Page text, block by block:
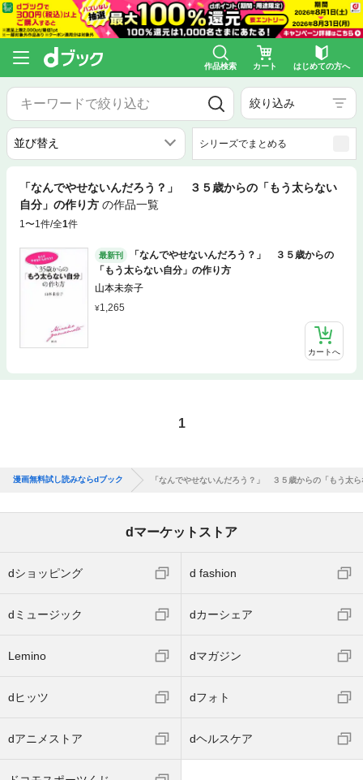
作品検索 カート はじめての方へ
絞り込み
シリーズでまとめる
「なんでやせないんだろう？」 ３５歳からの「もう太らない
自分」の作り方 の作品一覧
1〜1件/全1件
最新刊
「なんでやせないんだろう？」 ３５歳からの
「もう太らない自分」の作り方
山本未奈子
1,265
カートへ
1
漫画無料試し読みならdブック 「なんでやせないんだろう？」 ３５歳からの「もう太
dマーケットストア
dショッピング d fashion
dミュージック dカーシェア
Lemino dマガジン
dヒッツ dフォト
dアニメストア dヘルスケア